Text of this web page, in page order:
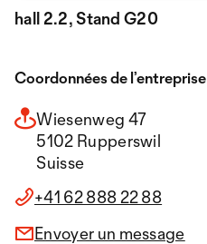
hall 2.2, Stand G20
Coordonnées de l’entreprise
Wiesenweg 47
5102 Rupperswil
Suisse
+41 62 888 22 88
Envoyer un message